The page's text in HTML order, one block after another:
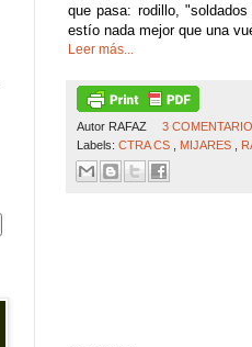
que pasa: rodillo,
estío nada mejor que una
Leer más...
Autor RAFAZ
3
Labels: CTRA CS MIJARES